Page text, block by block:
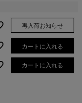
再入荷お知らせ
カートに入れる
カートに入れる